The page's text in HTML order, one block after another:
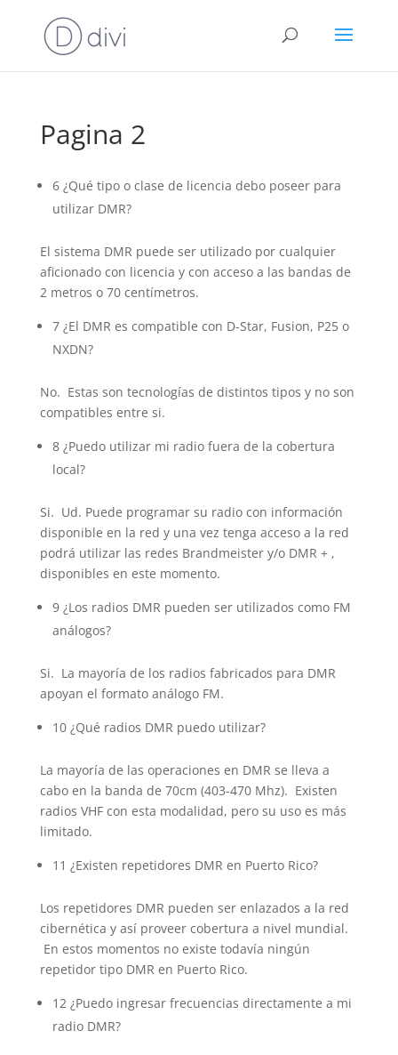
Pagina 2
6 ¿Qué tipo o clase de licencia debo poseer para
utilizar DMR?
El sistema DMR puede ser utilizado por cualquier
aficionado con licencia y con acceso a las bandas de
2 metros o 70 centímetros.
7 ¿El DMR es compatible con D-Star, Fusion, P25 o
NXDN?
No. Estas son tecnologías de distintos tipos y no son
compatibles entre si.
8 ¿Puedo utilizar mi radio fuera de la cobertura
local?
Si. Ud. Puede programar su radio con información
disponible en la red y una vez tenga acceso a la red
podrá utilizar las redes Brandmeister y/o DMR + ,
disponibles en este momento.
9 ¿Los radios DMR pueden ser utilizados como FM
análogos?
Si. La mayoría de los radios fabricados para DMR
apoyan el formato análogo FM.
10 ¿Qué radios DMR puedo utilizar?
La mayoría de las operaciones en DMR se lleva a
cabo en la banda de 70cm (403-470 Mhz). Existen
radios VHF con esta modalidad, pero su uso es más
limitado.
11 ¿Existen repetidores DMR en Puerto Rico?
Los repetidores DMR pueden ser enlazados a la red
cibernética y así proveer cobertura a nivel mundial.
En estos momentos no existe todavía ningún
repetidor tipo DMR en Puerto Rico.
12 ¿Puedo ingresar frecuencias directamente a mi
radio DMR?